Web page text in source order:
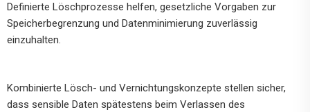
Definierte Löschprozesse helfen, gesetzliche Vorgaben zur
Speicherbegrenzung und Datenminimierung zuverlässig
einzuhalten.
Kombinierte Lösch- und Vernichtungskonzepte stellen sicher,
dass sensible Daten spätestens beim Verlassen des